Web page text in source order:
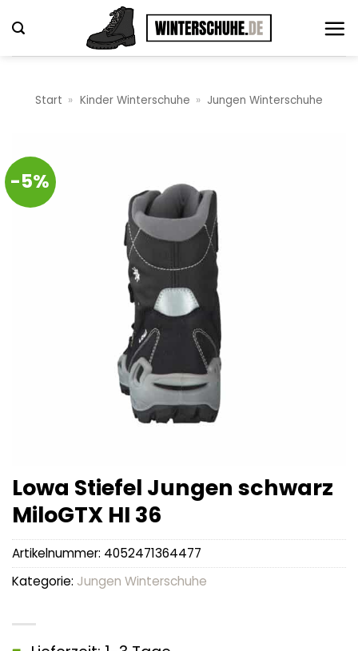
Inhalt
springen
Start » Kinder Winterschuhe » Jungen Winterschuhe
-5%
Lowa Stiefel Jungen schwarz
MiloGTX HI 36
Artikelnummer: 4052471364477
Kategorie: Jungen Winterschuhe